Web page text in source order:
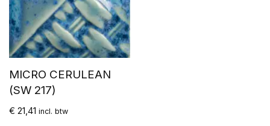
MICRO CERULEAN
(SW 217)
€ 21,41 incl. btw